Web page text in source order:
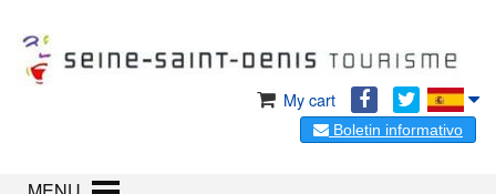
My cart
Boletin informativo